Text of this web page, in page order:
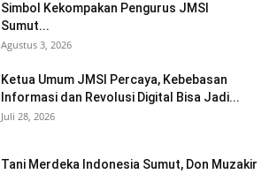
Simbol Kekompakan Pengurus JMSI
Sumut...
Agustus 3, 2026
Ketua Umum JMSI Percaya, Kebebasan
Informasi dan Revolusi Digital Bisa Jadi...
Juli 28, 2026
Tani Merdeka Indonesia Sumut, Don Muzakir